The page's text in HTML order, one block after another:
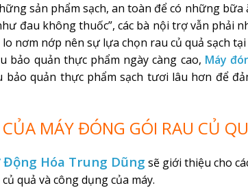
sản phẩm sạch, an toàn để có những bữa
đau không thuốc”, các bà nội trợ vẫn phải
nơm nớp nên sự lựa chọn rau củ quả sạch
bảo quản thực phẩm ngày càng cao, Máy
quản thực phẩm sạch tươi lâu hơn để
MÁY ĐÓNG GÓI RAU CỦ
Động Hóa Trung Dũng sẽ giới thiệu cho
quả và công dụng của máy.